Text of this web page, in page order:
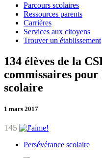
Parcours scolaires
Ressources parents
Carrières
Services aux citoyens
Trouver un établissement
134 élèves de la
commissaires
scolaire
1 mars 2017
145
Persévérance scolaire